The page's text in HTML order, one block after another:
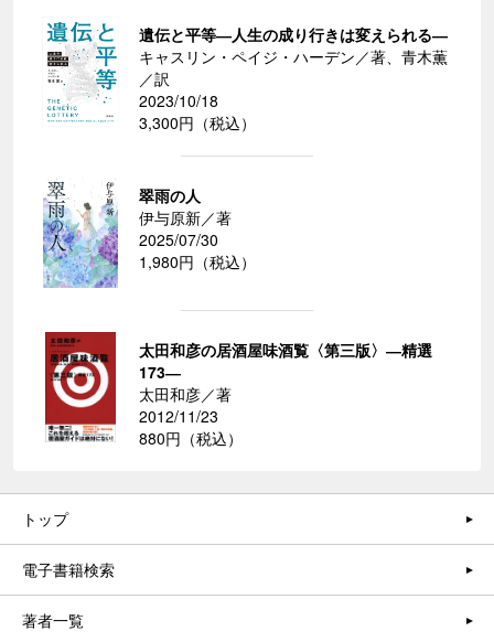
遺伝と平等―人生の成り行きは変えられる―
キャスリン・ペイジ・ハーデン／著、青木薫
／訳
2023/10/18
3,300円（税込）
翠雨の人
伊与原新／著
2025/07/30
1,980円（税込）
太田和彦の居酒屋味酒覧〈第三版〉―精選
173―
太田和彦／著
2012/11/23
880円（税込）
トップ
電子書籍検索
著者一覧